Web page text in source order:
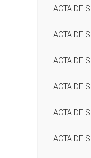
ACTA DE
ACTA DE
ACTA DE
ACTA DE
ACTA DE
ACTA DE